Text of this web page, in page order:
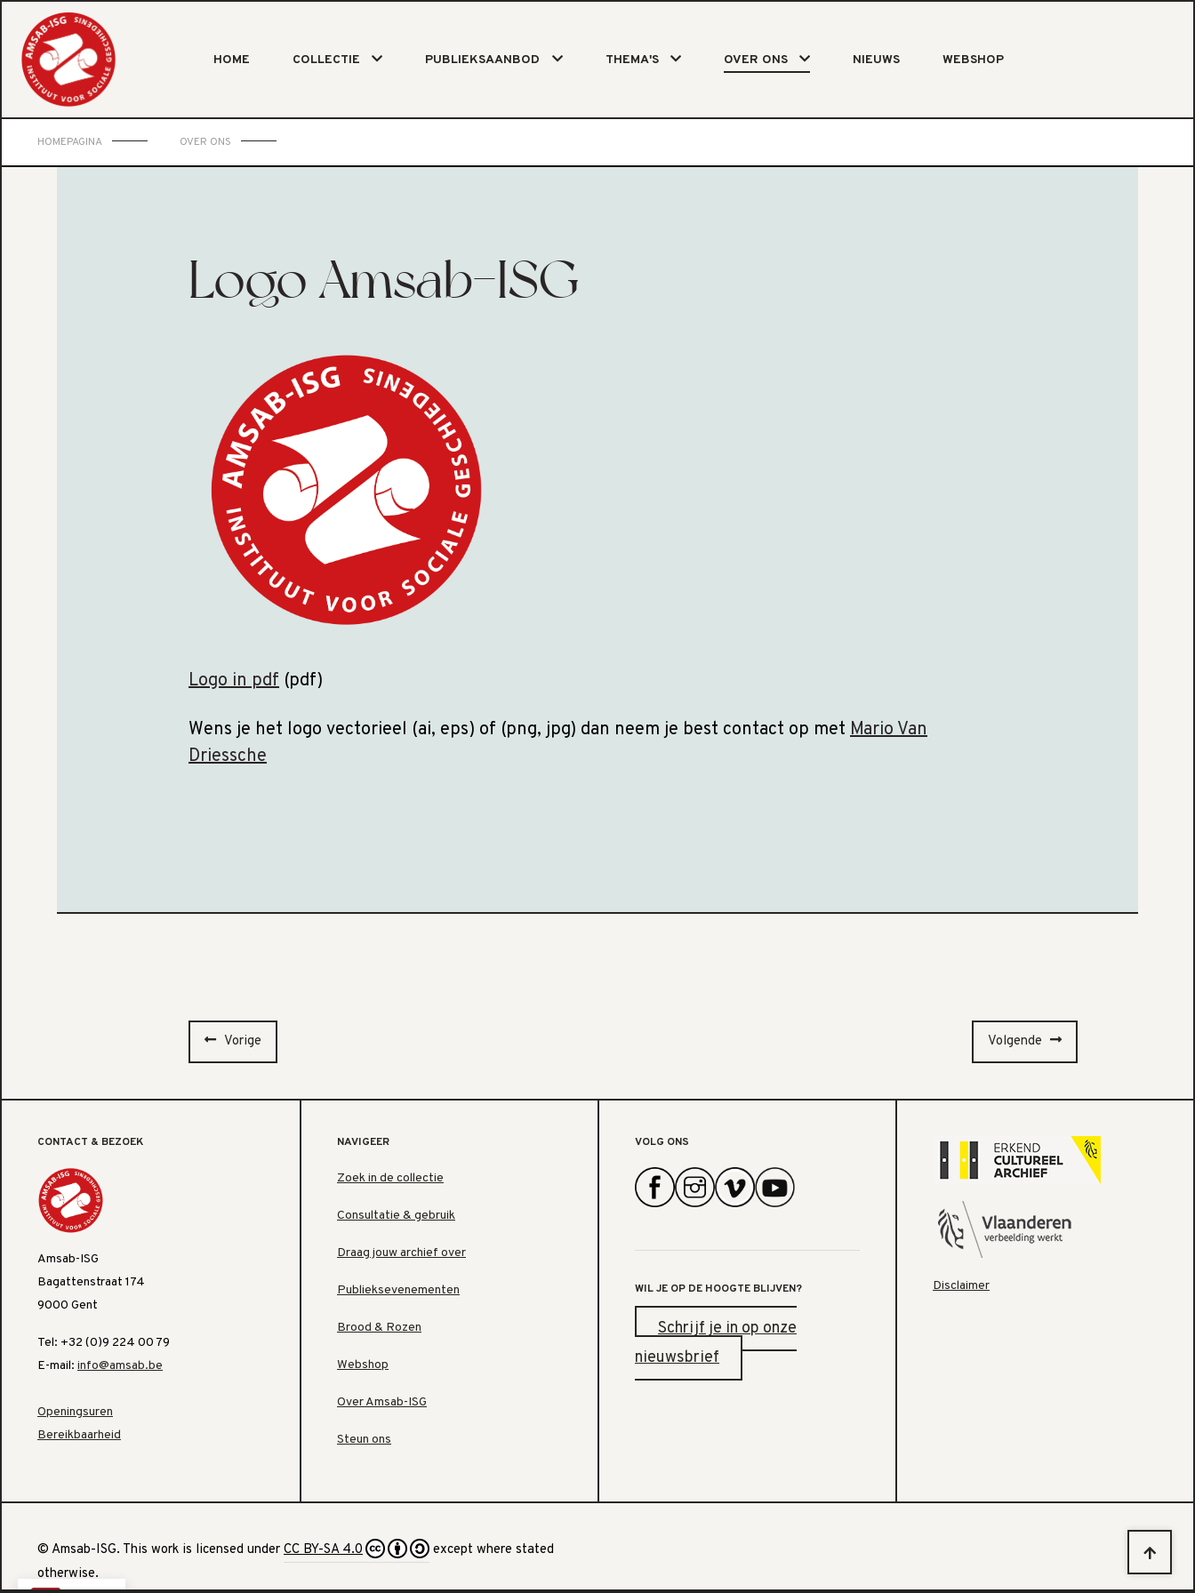
HOME COLLECTIE PUBLIEKSAANBOD THEMA'S OVER ONS NIEUWS WEBSHOP
HOMEPAGINA OVER ONS
Logo Amsab-ISG
Logo in pdf (pdf)
Wens je het logo vectorieel (ai, eps) of (png, jpg) dan neem je best contact op met Mario Van
Driessche
Vorige Volgende
CONTACT & BEZOEK
Amsab-ISG
Bagattenstraat 174
9000 Gent
Tel: +32 (0)9 224 00 79
E-mail: info@amsab.be
Openingsuren
Bereikbaarheid
NAVIGEER
Zoek in de collectie
Consultatie & gebruik
Draag jouw archief over
Publieksevenementen
Brood & Rozen
Webshop
Over Amsab-ISG
Steun ons
VOLG ONS
WIL JE OP DE HOOGTE BLIJVEN?
Schrijf je in op onze
nieuwsbrief
Disclaimer
© Amsab-ISG. This work is licensed under CC BY-SA 4.0
except where stated
otherwise.